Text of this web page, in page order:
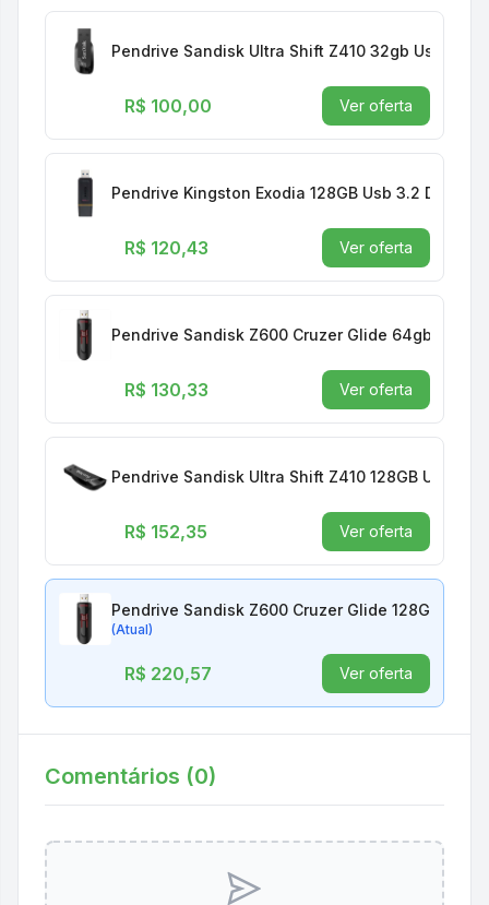
Pendrive Sandisk Ultra Shift Z410 32gb Usb 3.0
R$ 100,00 Ver oferta
Pendrive Kingston Exodia 128GB Usb 3.2 Dtx/
R$ 120,43 Ver oferta
Pendrive Sandisk Z600 Cruzer Glide 64gb Usb
R$ 130,33 Ver oferta
Pendrive Sandisk Ultra Shift Z410 128GB Usb
R$ 152,35 Ver oferta
Pendrive Sandisk Z600 Cruzer Glide 128GB
(Atual)
R$ 220,57 Ver oferta
Comentários (0)